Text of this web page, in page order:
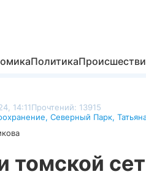
Политика
14:11Прочтений: 13915
, Северный Парк,
томской